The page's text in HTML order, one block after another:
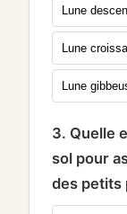
Lune
Lune
Lune
3. Quelle
sol pour
des petits